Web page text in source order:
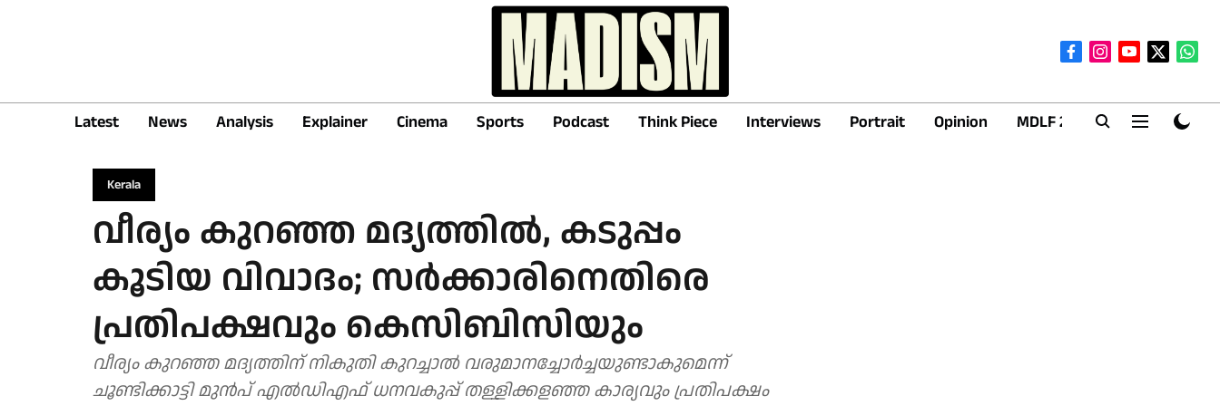
Latest News Analysis Explainer Cinema Sports Podcast Think Piece Interviews Portrait Opinion MDLF 2026
Kerala
വീര്യം കുറഞ്ഞ മദ്യത്തില്‍, കടുപ്പം
കൂടിയ വിവാദം; സര്‍ക്കാരിനെതിരെ
പ്രതിപക്ഷവും കെസിബിസിയും
വീര്യം കുറഞ്ഞ മദ്യത്തിന് നികുതി കുറച്ചാൽ വരുമാനച്ചോർച്ചയുണ്ടാകുമെന്ന്
ചൂണ്ടിക്കാട്ടി മുൻപ് എൽഡിഎഫ് ധനവകുപ്പ് തള്ളിക്കളഞ്ഞ കാര്യവും പ്രതിപക്ഷം